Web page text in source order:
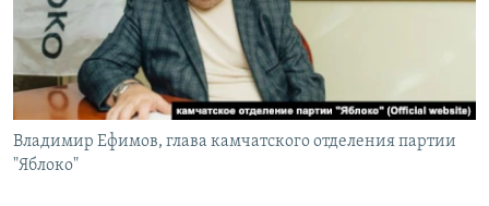
Владимир Ефимов, глава камчатского отделения партии
"Яблоко"